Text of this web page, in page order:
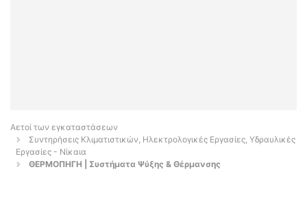
Αετοί των εγκαταστάσεων
Συντηρήσεις Κλιματιστικών, Ηλεκτρολογικές Εργασίες, Υδραυλικές
Εργασίες - Νίκαια
ΘΕΡΜΟΠΗΓΗ | Συστήματα Ψύξης & Θέρμανσης